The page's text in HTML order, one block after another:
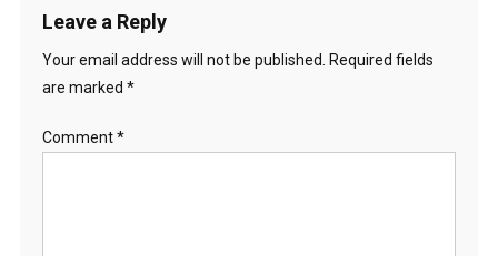
Leave a Reply
Your email address will not be published.
Required fields
are marked *
Comment*